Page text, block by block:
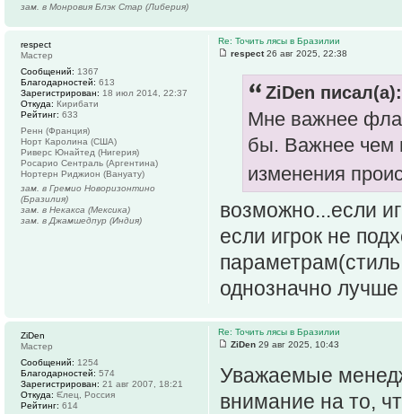
зам. в Монровия Блэк Стар (Либерия)
Re: Точить лясы в Бразилии
respect26 авг 2025, 22:38
ZiDen писал(а):
Мне важнее
бы. Важнее чем
изменения
возможно...если
если игрок не
однозначно
respect
Мастер
Сообщений: 1367
Благодарностей: 613
Зарегистрирован: 18 июл 2014, 22:37
Откуда: Кирибати
Рейтинг: 633
Ренн (Франция)
Норт Каролина (США)
Риверс Юнайтед (Нигерия)
Росарио Сентраль (Аргентина)
Нортерн Риджион (Вануату)
зам. в Гремио Новоризонтино
(Бразилия)
зам. в Некакса (Мексика)
зам. в Джамшедпур (Индия)
Re: Точить лясы в Бразилии
ZiDen 29 авг 2025, 10:43
Уважаемые
внимание на то,
ZiDen
Мастер
Сообщений: 1254
Благодарностей: 574
Зарегистрирован: 21 авг 2007, 18:21
Откуда: ᙓлец, Россия
Рейтинг: 614